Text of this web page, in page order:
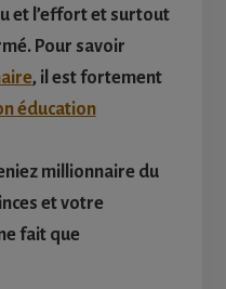
et l’effort et surtout
Pour savoir
, il est fortement
éducation
millionnaire du
et votre
fait que